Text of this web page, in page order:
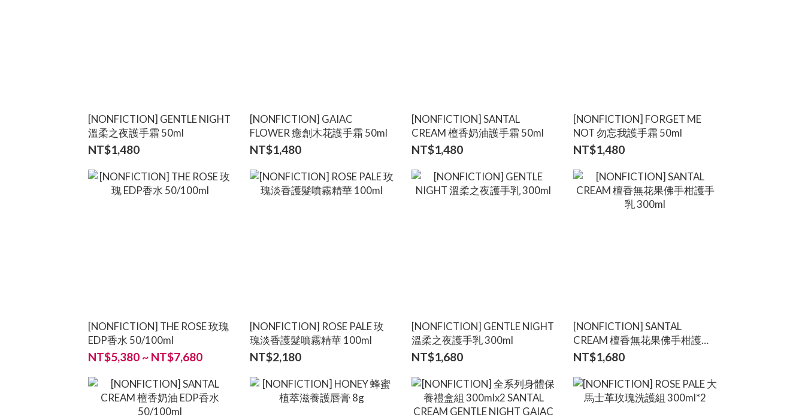
[NONFICTION] GENTLE NIGHT
溫柔之夜護手霜 50ml
NT$1,480
[NONFICTION] GAIAC
FLOWER 癒創木花護手霜 50ml
NT$1,480
[NONFICTION] SANTAL
CREAM 檀香奶油護手霜 50ml
NT$1,480
[NONFICTION] FORGET ME
NOT 勿忘我護手霜 50ml
NT$1,480
[NONFICTION] THE ROSE 玫瑰
EDP香水 50/100ml
NT$5,380 ~ NT$7,680
[NONFICTION] ROSE PALE 玫
瑰淡香護髮噴霧精華 100ml
NT$2,180
[NONFICTION] GENTLE NIGHT
溫柔之夜護手乳 300ml
NT$1,680
[NONFICTION] SANTAL
CREAM 檀香無花果佛手柑護手
乳 300ml
NT$1,680